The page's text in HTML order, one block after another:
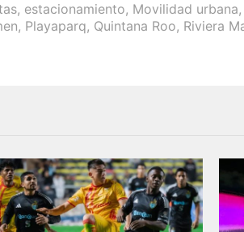
, estacionamiento, Movilidad urbana,
, Playaparq, Quintana Roo, Riviera